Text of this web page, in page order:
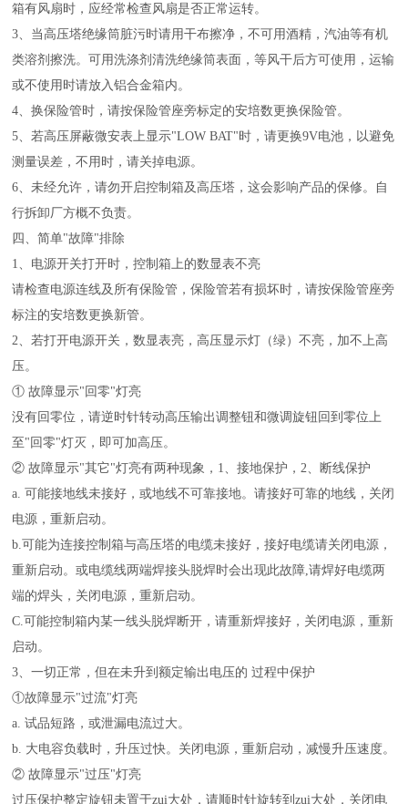
箱有风扇时，应经常检查风扇是否正常运转。
3、当高压塔绝缘筒脏污时请用干布擦净，不可用酒精，汽油等有机
类溶剂擦洗。可用洗涤剂清洗绝缘筒表面，等风干后方可使用，运输
或不使用时请放入铝合金箱内。
4、换保险管时，请按保险管座旁标定的安培数更换保险管。
5、若高压屏蔽微安表上显示"LOW BAT"时，请更换9V电池，以避免
测量误差，不用时，请关掉电源。
6、未经允许，请勿开启控制箱及高压塔，这会影响产品的保修。自
行拆卸厂方概不负责。
四、简单"故障"排除
1、电源开关打开时，控制箱上的数显表不亮
请检查电源连线及所有保险管，保险管若有损坏时，请按保险管座旁
标注的安培数更换新管。
2、若打开电源开关，数显表亮，高压显示灯（绿）不亮，加不上高
压。
① 故障显示"回零"灯亮
没有回零位，请逆时针转动高压输出调整钮和微调旋钮回到零位上
至"回零"灯灭，即可加高压。
② 故障显示"其它"灯亮有两种现象，1、接地保护，2、断线保护
a. 可能接地线未接好，或地线不可靠接地。请接好可靠的地线，关闭
电源，重新启动。
b.可能为连接控制箱与高压塔的电缆未接好，接好电缆请关闭电源，
重新启动。或电缆线两端焊接头脱焊时会出现此故障,请焊好电缆两
端的焊头，关闭电源，重新启动。
C.可能控制箱内某一线头脱焊断开，请重新焊接好，关闭电源，重新
启动。
3、一切正常，但在未升到额定输出电压的 过程中保护
①故障显示"过流"灯亮
a. 试品短路，或泄漏电流过大。
b. 大电容负载时，升压过快。关闭电源，重新启动，减慢升压速度。
② 故障显示"过压"灯亮
过压保护整定旋钮未置于zui大处，请顺时针旋转到zui大处，关闭电